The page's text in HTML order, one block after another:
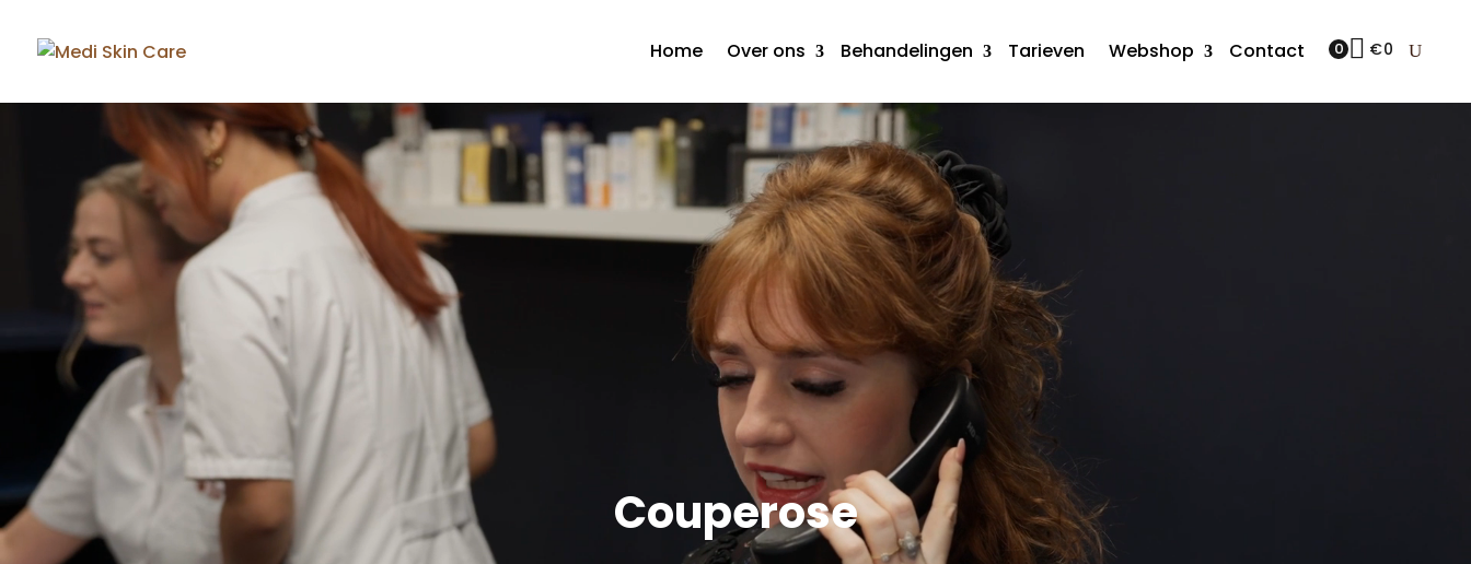
Home Over ons Behandelingen Tarieven Webshop Contact 0 €0
Couperose